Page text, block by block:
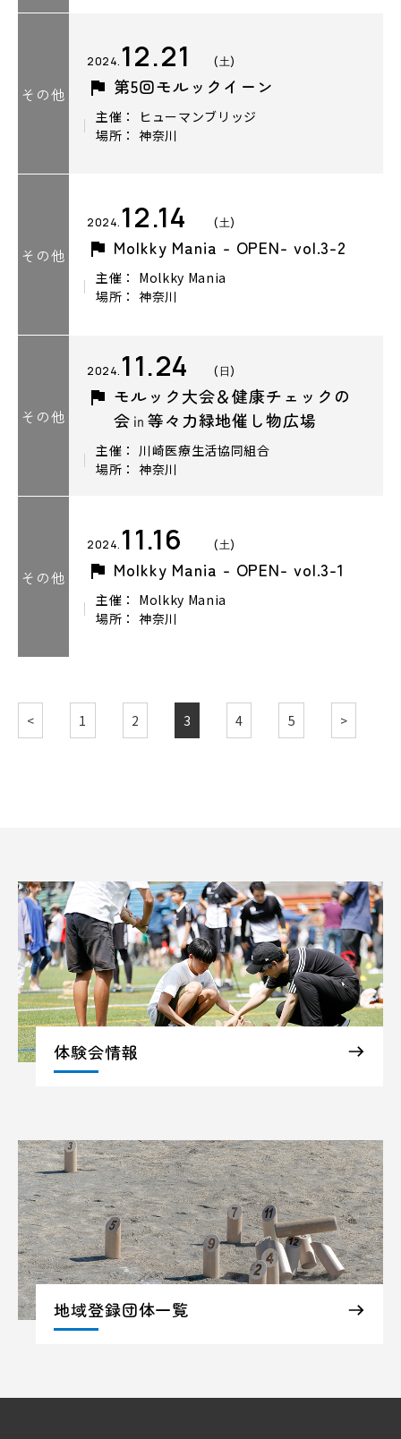
その他
2024. 12.21 (土)
第5回モルックイーン
主催： ヒューマンブリッジ
場所： 神奈川
その他
2024. 12.14 (土)
Molkky Mania - OPEN- vol.3-2
主催： Molkky Mania
場所： 神奈川
その他
2024. 11.24 (日)
モルック大会＆健康チェックの
会㏌等々力緑地催し物広場
主催： 川崎医療生活協同組合
場所： 神奈川
その他
2024. 11.16 (土)
Molkky Mania - OPEN- vol.3-1
主催： Molkky Mania
場所： 神奈川
< 1 2 3 4 5 >
体験会情報
地域登録団体一覧